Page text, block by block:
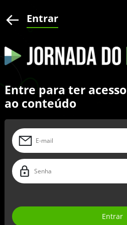
Entrar
Entre para ter acesso
ao conteúdo
Entrar